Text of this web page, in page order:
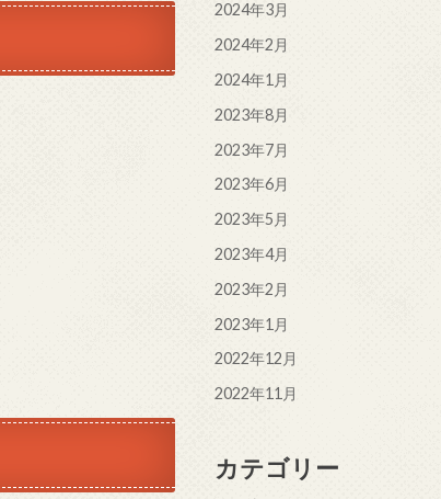
2024年3月
2024年2月
2024年1月
2023年8月
2023年7月
2023年6月
2023年5月
2023年4月
2023年2月
2023年1月
2022年12月
2022年11月
カテゴリー